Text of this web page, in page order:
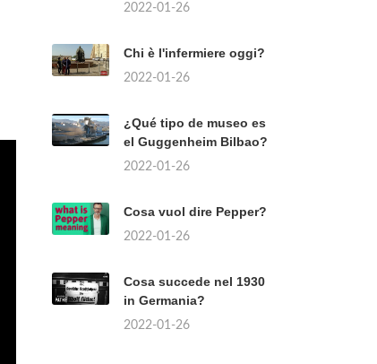
2022-01-26
Chi è l'infermiere oggi?
2022-01-26
¿Qué tipo de museo es
el Guggenheim Bilbao?
2022-01-26
Cosa vuol dire Pepper?
2022-01-26
Cosa succede nel 1930
in Germania?
2022-01-26